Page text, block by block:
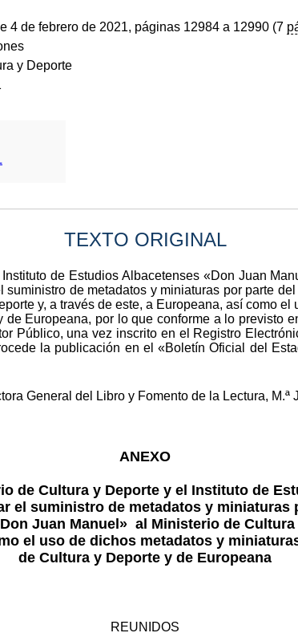
4 de febrero de 2021, páginas 12984 a 12990 (7
y Deporte
TEXTO ORIGINAL
de Estudios Albacetenses «Don Juan
de metadatos y miniaturas por parte
y, a través de este, a Europeana, así como
Europeana, por lo que conforme a lo previsto
Público, una vez inscrito en el Registro
la publicación en el «Boletín Oficial del
General del Libro y Fomento de la Lectura, M.ª
ANEXO
de Cultura y Deporte y el Instituto de
el suministro de metadatos y miniaturas
Juan Manuel» al Ministerio de
el uso de dichos metadatos y
de Cultura y Deporte y de Europeana
REUNIDOS